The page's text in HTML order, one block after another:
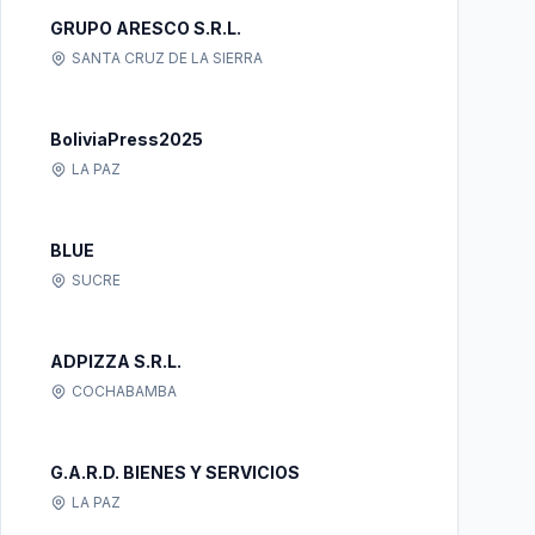
GRUPO ARESCO S.R.L.
SANTA CRUZ DE LA SIERRA
BoliviaPress2025
LA PAZ
BLUE
SUCRE
ADPIZZA S.R.L.
COCHABAMBA
G.A.R.D. BIENES Y SERVICIOS
LA PAZ